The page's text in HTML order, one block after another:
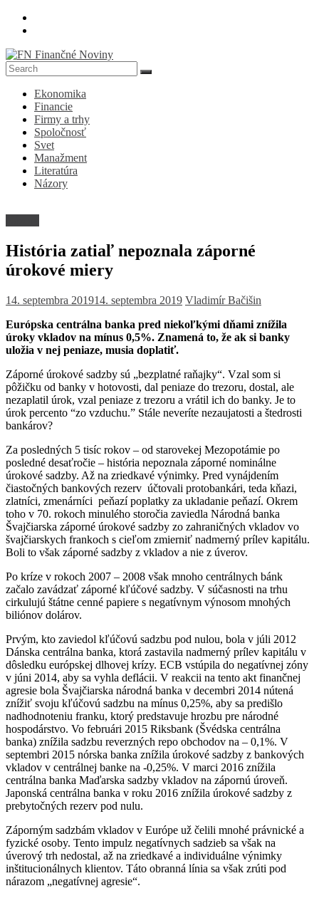
Skip
FN
Finančné
Noviny
Denník
ekonomike
spoločnosti
Ekonomika
Financie
Firmy a trhy
Spoločnosť
Svet
Manažment
Literatúra
Názory
História zatiaľ nepoznala záporné
úrokové miery
14. septembra 201914. septembra 2019 Vladimír Bačišin
Európska centrálna banka pred niekoľkými dňami znížila
úroky vkladov na mínus 0,5%. Znamená to, že ak si banky
uložia v nej peniaze, musia doplatiť.
Záporné úrokové sadzby sú „bezplatné raňajky“. Vzal som si
pôžičku od banky v hotovosti, dal peniaze do trezoru, dostal, ale
nezaplatil úrok, vzal peniaze z trezoru a vrátil ich do banky. Je to
úrok percento “zo vzduchu.” Stále neveríte nezaujatosti a štedrosti
bankárov?
Za posledných 5 tisíc rokov – od starovekej Mezopotámie po
posledné desaťročie – história nepoznala záporné nominálne
úrokové sadzby. Až na zriedkavé výnimky. Pred vynájdením
čiastočných bankových rezerv účtovali protobankári, teda kňazi,
zlatníci, zmenárníci peňazí poplatky za ukladanie peňazí. Okrem
toho v 70. rokoch minulého storočia zaviedla Národná banka
Švajčiarska záporné úrokové sadzby zo zahraničných vkladov vo
švajčiarskych frankoch s cieľom zmierniť nadmerný prílev kapitálu.
Boli to však záporné sadzby z vkladov a nie z úverov.
Po kríze v rokoch 2007 – 2008 však mnoho centrálnych bánk
začalo zavádzať záporné kľúčové sadzby. V súčasnosti na trhu
cirkulujú štátne cenné papiere s negatívnym výnosom mnohých
biliónov dolárov.
Prvým, kto zaviedol kľúčovú sadzbu pod nulou, bola v júli 2012
Dánska centrálna banka, ktorá zastavila nadmerný prílev kapitálu v
dôsledku európskej dlhovej krízy. ECB vstúpila do negatívnej zóny
v júni 2014, aby sa vyhla deflácii. V reakcii na tento akt finančnej
agresie bola Švajčiarska národná banka v decembri 2014 nútená
znížiť svoju kľúčovú sadzbu na mínus 0,25%, aby sa predišlo
nadhodnoteniu franku, ktorý predstavuje hrozbu pre národné
hospodárstvo. Vo februári 2015 Riksbank (Švédska centrálna
banka) znížila sadzbu reverzných repo obchodov na – 0,1%. V
septembri 2015 nórska banka znížila úrokové sadzby z bankových
vkladov v centrálnej banke na -0,25%. V marci 2016 znížila
centrálna banka Maďarska sadzby vkladov na zápornú úroveň.
Japonská centrálna banka v roku 2016 znížila úrokové sadzby z
prebytočných rezerv pod nulu.
Záporným sadzbám vkladov v Európe už čelili mnohé právnické a
fyzické osoby. Tento impulz negatívnych sadzieb sa však na
úverový trh nedostal, až na zriedkavé a individuálne výnimky
inštitucionálnych klientov. Táto obranná línia sa však zrúti pod
nárazom „negatívnej agresie“.